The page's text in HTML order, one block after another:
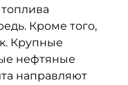
Кроме того,
Крупные
нефтяные
направляют